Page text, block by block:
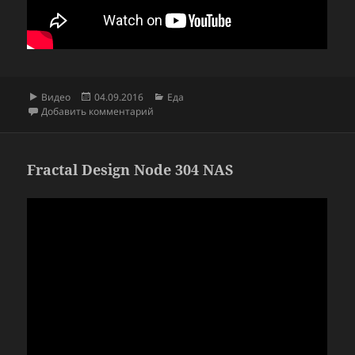
Формат
Видео Опубликовано
04.09.2016 Рубрики
Еда
Добавить комментарий
Fractal Design Node 304 NAS